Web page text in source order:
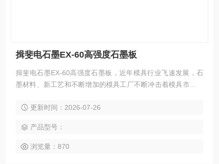
揖斐电石墨EX-60高强度石墨板
揖斐电石墨EX-60高强度石墨板，近年模具行业飞速发展，石
墨材料、新工艺和不断增加的模具工厂不断冲击着模具市场，
更新时间：2026-07-26
产品型号：
浏览量：870